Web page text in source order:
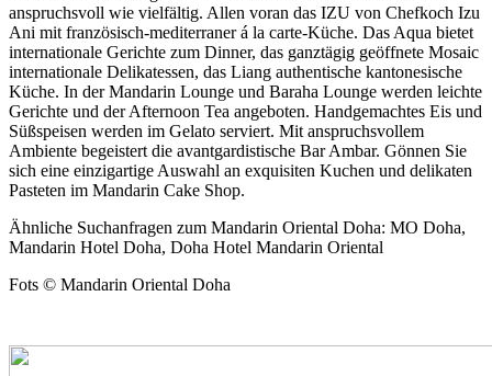
anspruchsvoll wie vielfältig. Allen voran das IZU von Chefkoch Izu
Ani mit französisch-mediterraner á la carte-Küche. Das Aqua bietet
internationale Gerichte zum Dinner, das ganztägig geöffnete Mosaic
internationale Delikatessen, das Liang authentische kantonesische
Küche. In der Mandarin Lounge und Baraha Lounge werden leichte
Gerichte und der Afternoon Tea angeboten. Handgemachtes Eis und
Süßspeisen werden im Gelato serviert. Mit anspruchsvollem
Ambiente begeistert die avantgardistische Bar Ambar. Gönnen Sie
sich eine einzigartige Auswahl an exquisiten Kuchen und delikaten
Pasteten im Mandarin Cake Shop.
Ähnliche Suchanfragen zum Mandarin Oriental Doha: MO Doha,
Mandarin Hotel Doha, Doha Hotel Mandarin Oriental
Fots © Mandarin Oriental Doha